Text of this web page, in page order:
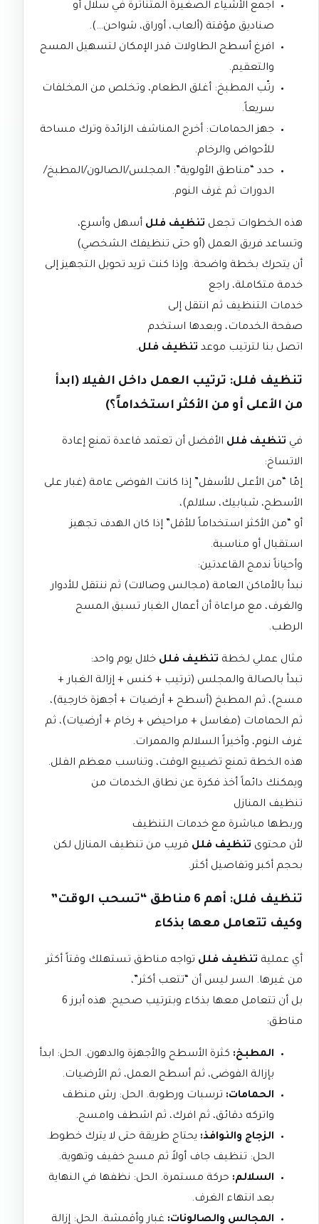
اجمع الأشياء الصغيرة المتناثرة في سلال أو
صناديق مؤقتة (ألعاب، أوراق، شواحن…).
افرغ أسطح الطاولات قدر الإمكان لتسهيل المسح
والتعقيم.
رتّب المطبخ: أغلق الطعام، وتخلص من المخلفات
سريعاً.
جهز الحمامات: أخرج المناشف الزائدة وترك مساحة
للأحواض والرخام.
حدد “مناطق الأولوية”: المجلس/الصالون/المطبخ/
الدورات ثم غرف النوم.
هذه الخطوات تجعل تنظيف فلل أسهل وأسرع،
وتساعد فريق العمل (أو حتى تنظيفك الشخصي)
أن يتحرك بخطة واضحة. وإذا كنت تريد تحويل التجهيز إلى
خدمة متكاملة، راجع
خدمات التنظيف ثم انتقل إلى
صفحة الخدمات، وبعدها استخدم
اتصل بنا لترتيب موعد تنظيف فلل.
تنظيف فلل: ترتيب العمل داخل الفيلا (ابدأ
من الأعلى أو من الأكثر استخداماً؟)
في تنظيف فلل الأفضل أن تعتمد قاعدة تمنع إعادة
الاتساخ:
إمّا “من الأعلى للأسفل” إذا كانت الفوضى عامة (غبار على
الأسطح، شبابيك، سلالم)،
أو “من الأكثر استخداماً للأقل” إذا كان الهدف تجهيز
استقبال أو مناسبة.
وأحياناً ندمج القاعدتين:
نبدأ بالأماكن العامة (مجالس وصالات) ثم ننتقل للأدوار
والغرف، مع مراعاة أن أعمال الغبار تسبق المسح
الرطب.
مثال عملي لخطة تنظيف فلل خلال يوم واحد:
تبدأ بالصالة والمجلس (ترتيب + كنس + إزالة الغبار +
مسح)، ثم المطبخ (أسطح + أرضيات + أجهزة خارجية)،
ثم الحمامات (مغاسل + مراحيض + رخام + أرضيات)، ثم
غرف النوم، وأخيراً السلالم والممرات.
هذه الخطة تمنع تضييع الوقت، وتناسب معظم الفلل.
ويمكنك دائماً أخذ فكرة عن نطاق الخدمات من
تنظيف المنازل
وربطها مباشرة مع خدمات التنظيف
لأن محتوى تنظيف فلل قريب من تنظيف المنازل لكن
بحجم أكبر وتفاصيل أكثر.
تنظيف فلل: أهم 6 مناطق “تسحب الوقت”
وكيف تتعامل معها بذكاء
أي عملية تنظيف فلل تواجه مناطق تستهلك وقتاً أكثر
من غيرها. السر ليس أن “تتعب أكثر”،
بل أن تتعامل معها بذكاء وبترتيب صحيح. هذه أبرز 6
مناطق:
المطبخ: كثرة الأسطح والأجهزة والدهون. الحل: ابدأ
بإزالة الفوضى، ثم أسطح العمل، ثم الأرضيات.
الحمامات: ترسبات ورطوبة. الحل: رش منظف
واتركه دقائق، ثم افرك، ثم اشطف وامسح.
الزجاج والنوافذ: يحتاج طريقة حتى لا يترك خطوط.
الحل: تنظيف جاف أولاً ثم مسح خفيف وتهوية.
السلالم: حركة مستمرة. الحل: نظفها في النهاية
بعد انتهاء الغرف.
المجالس والصالونات: غبار وأقمشة. الحل: إزالة